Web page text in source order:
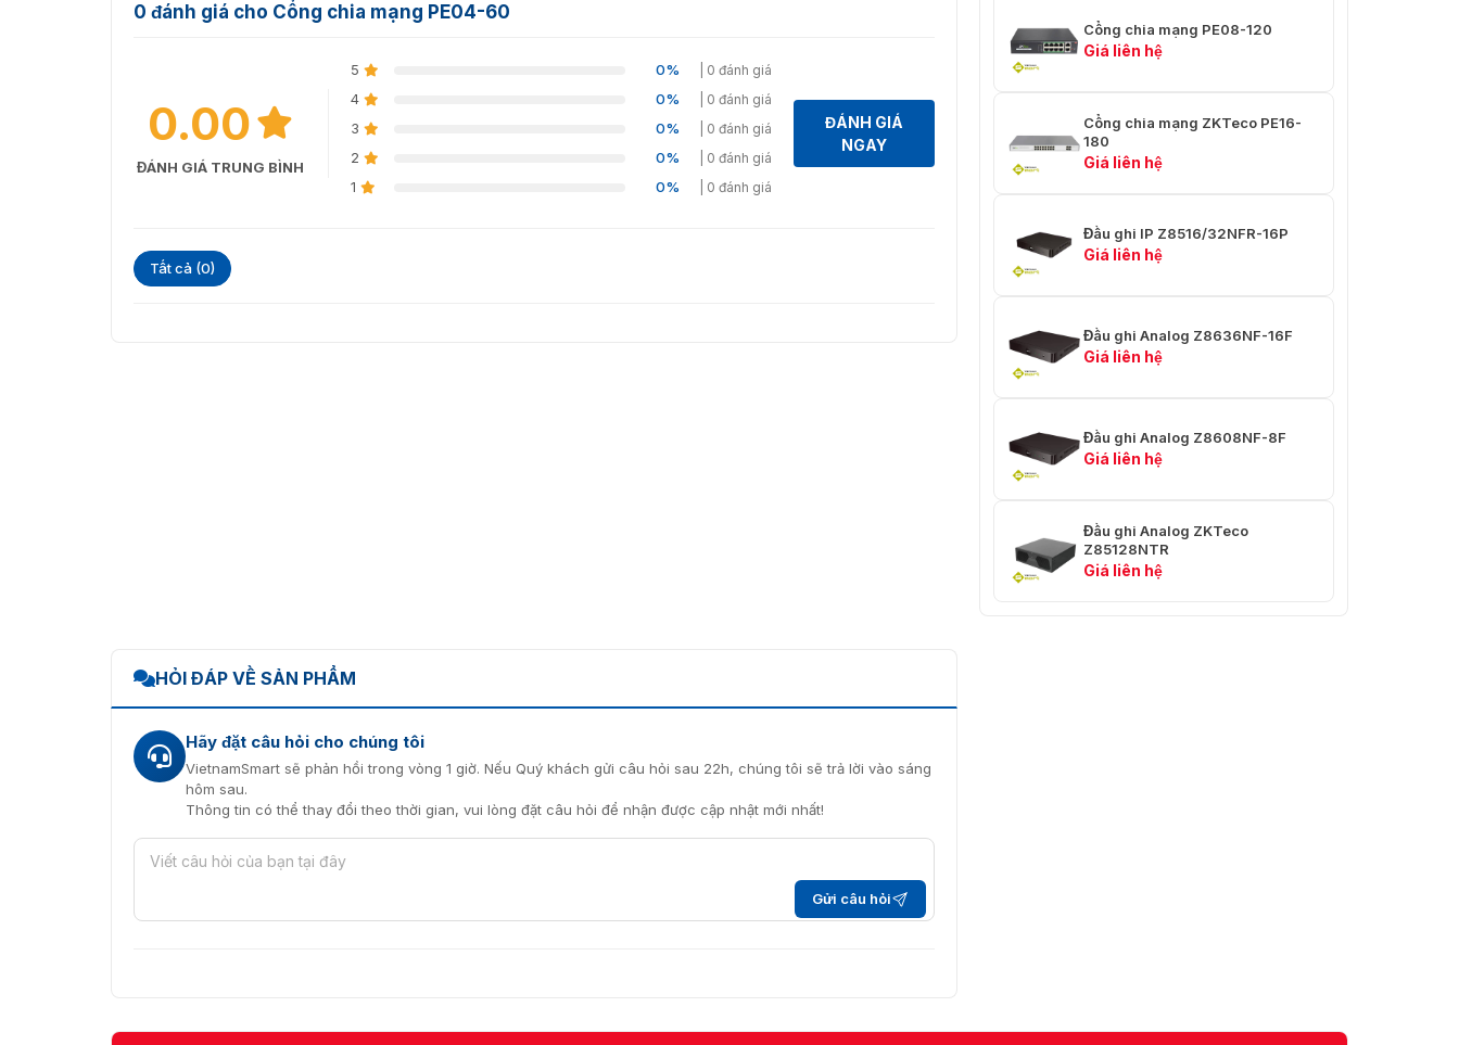
0 đánh giá cho Cổng chia mạng PE04-60
0.00
ĐÁNH GIÁ TRUNG BÌNH
5 0% | 0 đánh giá
4 0% | 0 đánh giá
3 0% | 0 đánh giá
2 0% | 0 đánh giá
1 0% | 0 đánh giá
ĐÁNH GIÁ
NGAY
Tất cả (0)
Cổng chia mạng PE08-120
Giá liên hệ
Cổng chia mạng ZKTeco PE16-
180
Giá liên hệ
Đầu ghi IP Z8516/32NFR-16P
Giá liên hệ
Đầu ghi Analog Z8636NF-16F
Giá liên hệ
Đầu ghi Analog Z8608NF-8F
Giá liên hệ
Đầu ghi Analog ZKTeco
Z85128NTR
Giá liên hệ
HỎI ĐÁP VỀ SẢN PHẨM
Hãy đặt câu hỏi cho chúng tôi
VietnamSmart sẽ phản hồi trong vòng 1 giờ. Nếu Quý khách gửi câu hỏi sau 22h, chúng tôi sẽ trả lời vào sáng
hôm sau.
Thông tin có thể thay đổi theo thời gian, vui lòng đặt câu hỏi để nhận được cập nhật mới nhất!
Gửi câu hỏi